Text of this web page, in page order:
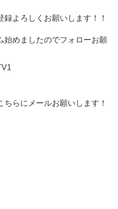
よろしくお願いします！！
始めましたのでフォローお願
らにメールお願いします！